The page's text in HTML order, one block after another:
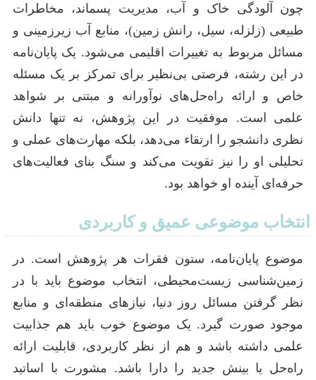
چون آلودگی خاک و آب، مدیریت پسماند، مخاطرات
طبیعی (زلزله، سیل، رانش زمین)، منابع آب زیرزمینی و
مسائل مربوط به تغییرات اقلیمی می‌شود. یک پایان‌نامه
در این رشته، فرصتی بی‌نظیر برای تمرکز بر یک مسئله
خاص و ارائه راه‌حل‌های نوآورانه و مبتنی بر شواهد
علمی است. موفقیت در این پژوهش، نه تنها دانش
نظری دانشجو را ارتقاء می‌دهد، بلکه مهارت‌های عملی و
تحلیلی او را نیز تقویت می‌کند و سنگ بنای فعالیت‌های
حرفه‌ای آینده او خواهد بود.
انتخاب موضوعی عمیق و کاربردی
موضوع پایان‌نامه، ستون فقرات هر پژوهش است. در
زمین‌شناسی زیست‌محیطی، انتخاب موضوع باید با در
نظر گرفتن مسائل روز دنیا، نیازهای منطقه‌ای و منابع
موجود صورت گیرد. یک موضوع خوب باید هم جذابیت
علمی داشته باشد و هم از نظر کاربردی، قابلیت ارائه
راه‌حل یا بینش جدید را دارا باشد. مشورت با اساتید